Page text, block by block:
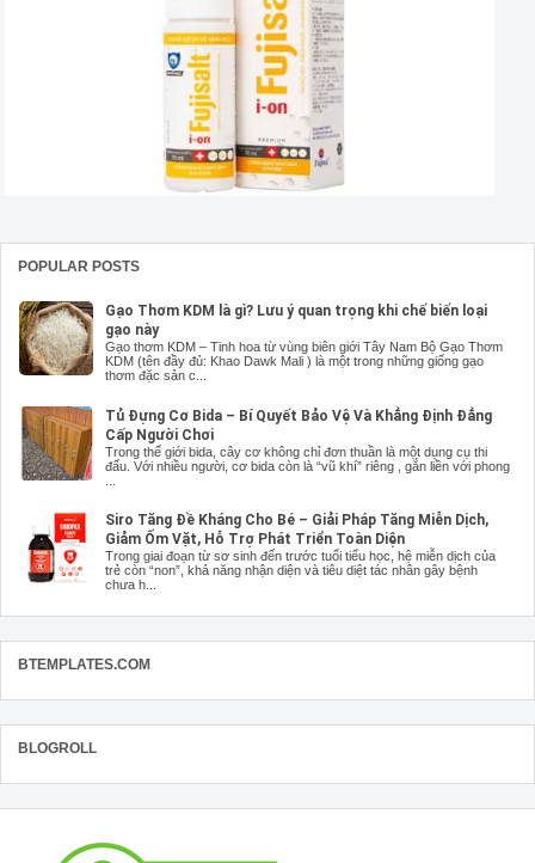
POPULAR POSTS
Gạo Thơm KDM là gì? Lưu ý quan trọng khi chế biến loại
gạo này
Gạo thơm KDM – Tinh hoa từ vùng biên giới Tây Nam Bộ Gạo Thơm
KDM (tên đầy đủ: Khao Dawk Mali ) là một trong những giống gạo
thơm đặc sản c...
Tủ Đựng Cơ Bida – Bí Quyết Bảo Vệ Và Khẳng Định Đẳng
Cấp Người Chơi
Trong thế giới bida, cây cơ không chỉ đơn thuần là một dụng cụ thi
đấu. Với nhiều người, cơ bida còn là “vũ khí” riêng , gắn liền với phong
Siro Tăng Đề Kháng Cho Bé – Giải Pháp Tăng Miễn Dịch,
Giảm Ốm Vặt, Hỗ Trợ Phát Triển Toàn Diện
Trong giai đoạn từ sơ sinh đến trước tuổi tiểu học, hệ miễn dịch của
trẻ còn “non”, khả năng nhận diện và tiêu diệt tác nhân gây bệnh
chưa h...
BTEMPLATES.COM
BLOGROLL